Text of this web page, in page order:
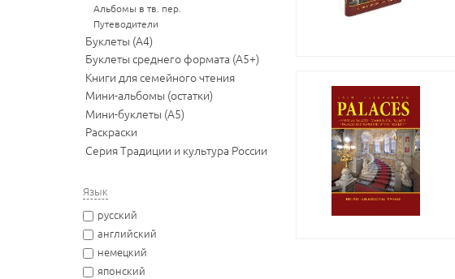
Альбомы в тв. пер.
Путеводители
Буклеты (А4)
Буклеты среднего формата (А5+)
Книги для семейного чтения
Мини-альбомы (остатки)
Мини-буклеты (А5)
Раскраски
Серия Традиции и культура России
Язык
русский
английский
немецкий
японский